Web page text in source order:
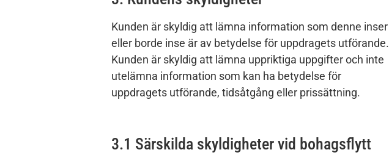
Kunden är skyldig att lämna information som denne inser
eller borde inse är av betydelse för uppdragets utförande.
Kunden är skyldig att lämna uppriktiga uppgifter och inte
utelämna information som kan ha betydelse för
uppdragets utförande, tidsåtgång eller prissättning.
3.1 Särskilda skyldigheter vid bohagsflytt